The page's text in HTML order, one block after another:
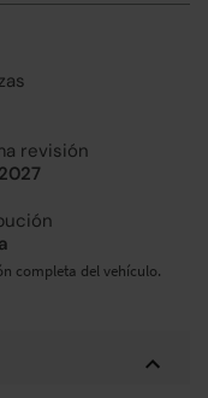
revisión
completa del vehículo.